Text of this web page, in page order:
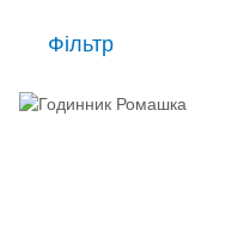
Фільтр